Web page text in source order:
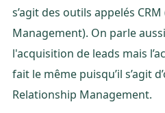
s’agit des outils appelés
Management). On parle
l'acquisition de leads mais
fait le même puisqu’il s’agit
Relationship Management.